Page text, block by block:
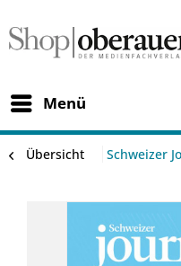
Menü
Übersicht Schweizer